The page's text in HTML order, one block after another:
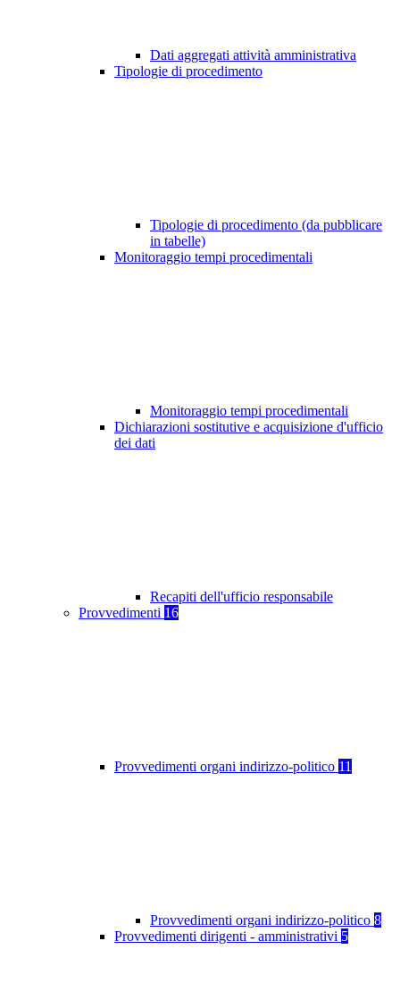
Dati aggregati attività amministrativa
Tipologie di procedimento
Tipologie di procedimento (da pubblicare
in tabelle)
Monitoraggio tempi procedimentali
Monitoraggio tempi procedimentali
Dichiarazioni sostitutive e acquisizione d'ufficio
dei dati
Recapiti dell'ufficio responsabile
Provvedimenti 16
Provvedimenti organi indirizzo-politico 11
Provvedimenti organi indirizzo-politico 8
Provvedimenti dirigenti - amministrativi 5